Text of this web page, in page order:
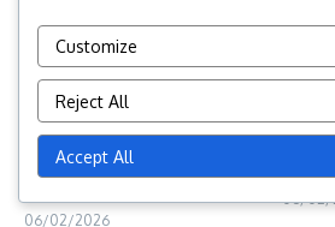
Formación 4-1-3-2: tácticas de
presión alta, estrategias de bloqu
06/02/2026
06/02/
Customize
Reject All
Accept All